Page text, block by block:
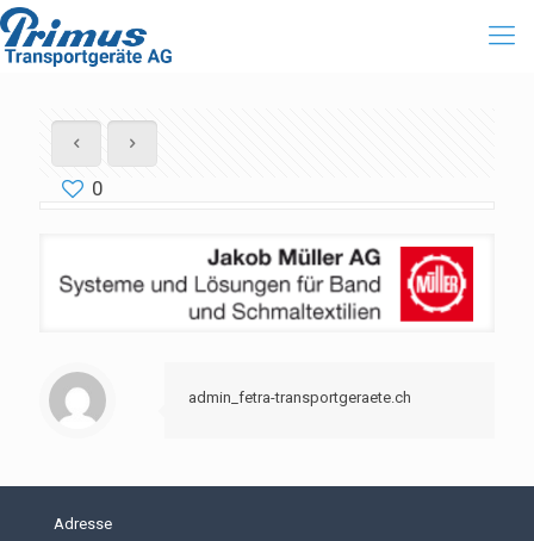
0
admin_fetra-transportgeraete.ch
Adresse